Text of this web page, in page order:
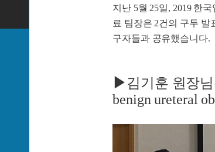
지난 5월 25일, 2019 한
료 팀장은 2건의 구두
구자들과 공유했습니다.
▶김기훈 원장님
benign ureteral